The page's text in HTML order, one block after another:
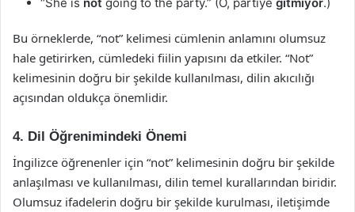
Bu örneklerde, “not” kelimesi cümlenin anlamını olumsuz
hale getirirken, cümledeki fiilin yapısını da etkiler. “Not”
kelimesinin doğru bir şekilde kullanılması, dilin akıcılığı
açısından oldukça önemlidir.
4. Dil Öğrenimindeki Önemi
İngilizce öğrenenler için “not” kelimesinin doğru bir şekilde
anlaşılması ve kullanılması, dilin temel kurallarından biridir.
Olumsuz ifadelerin doğru bir şekilde kurulması, iletişimde